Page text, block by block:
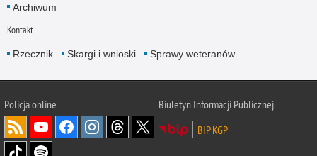
Archiwum
Kontakt
Rzecznik Skargi i wnioski Sprawy weteranów
Policjaonline
Biuletyn Informacji Publicznej
BIP KGP